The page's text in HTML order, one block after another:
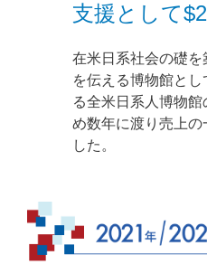
支援として
在米日系社会の礎を
を伝える博物館と
る全米日系人博物
め数年に渡り売上の
した。